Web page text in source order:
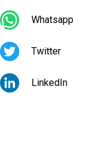
Whatsapp
Twitter
LinkedIn